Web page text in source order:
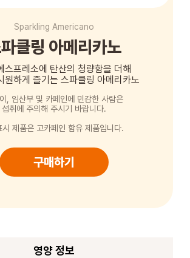
Sparkling Americano
클링 아메리카노
스프레소에 탄산의 청량함을 더해
원하게 즐기는 스파클링 아메리카노
, 임산부 및 카페인에 민감한 사람은
섭취에 주의해 주시기 바랍니다.
제품은 고카페인 함유 제품입니다.
구매하기
영양 정보